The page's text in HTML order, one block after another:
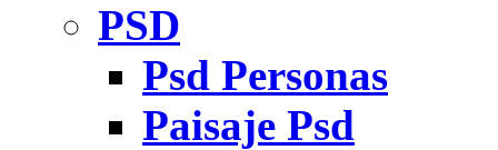
PSD
Psd Personas
Paisaje Psd